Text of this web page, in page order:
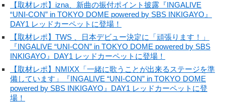
【取材レポ】izna、新曲の振付ポイント披露『INGALIVE
“UNI-CON” in TOKYO DOME powered by SBS INKIGAYO』
DAY1 レッドカーペットに登場！
【取材レポ】TWS 、日本デビュー決定に「頑張ります！」
『INGALIVE “UNI-CON” in TOKYO DOME powered by SBS
INKIGAYO』DAY1 レッドカーペットに登場！
【取材レポ】NMIXX「一緒に歌うことが出来るステージを準
備しています」『INGALIVE “UNI-CON” in TOKYO DOME
powered by SBS INKIGAYO』DAY1 レッドカーペットに登
場！